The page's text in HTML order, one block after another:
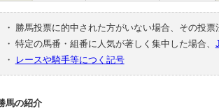
・
勝馬投票に的中された方がいない場合、その投
・ 特定の馬番・組番に人気が著しく集中した場合、
・
レースや騎手等につく記号
馬の紹介